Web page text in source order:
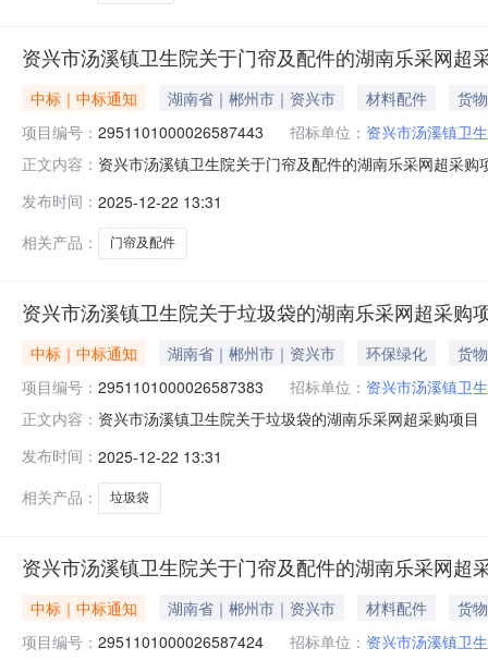
资兴市汤溪镇卫生院关于门帘及配件的湖南乐采网超
中标｜中标通知 湖南省｜郴州市｜资兴市 材料配件
货物
项目编号： 2951101000026587443 招标单位： 资兴市汤溪镇卫
正文内容： 资兴市汤溪镇卫生院关于门帘及配件的湖南乐采网超采
二、采购单位信息采购单位名称：资兴市汤溪镇卫生院
发布时间： 2025-12-22 13:31
相关产品：
门帘及配件
资兴市汤溪镇卫生院关于垃圾袋的湖南乐采网超采购
中标｜中标通知 湖南省｜郴州市｜资兴市 环保绿化
货物
项目编号： 2951101000026587383 招标单位： 资兴市汤溪镇卫
正文内容： 资兴市汤溪镇卫生院关于垃圾袋的湖南乐采网超采购项
单位信息采购单位名称：资兴市汤溪镇卫生院采购单位
发布时间： 2025-12-22 13:31
相关产品：
垃圾袋
资兴市汤溪镇卫生院关于门帘及配件的湖南乐采网超
中标｜中标通知 湖南省｜郴州市｜资兴市 材料配件
货物
项目编号： 2951101000026587424 招标单位： 资兴市汤溪镇卫